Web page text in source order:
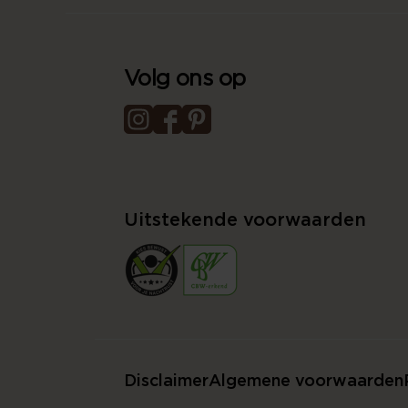
Volg ons op
Uitstekende voorwaarden
DisclaimerAlgemene voorwaarden